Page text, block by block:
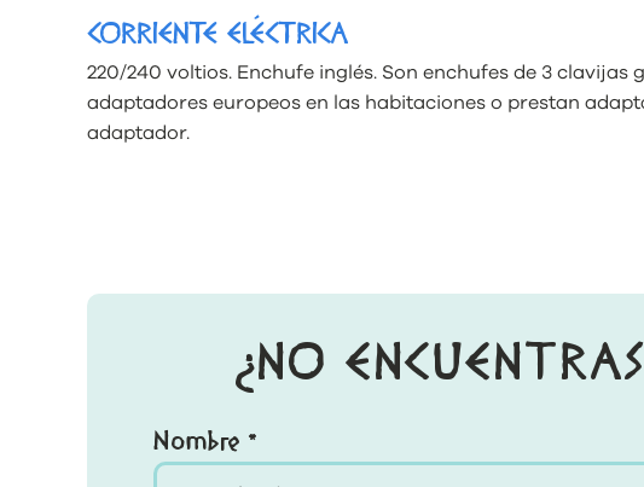
CORRIENTE ELÉCTRICA
220/240 voltios. Enchufe inglés. Son enchufes de 3
adaptadores europeos en las habitaciones o prestan
adaptador.
¿NO
Nombre *